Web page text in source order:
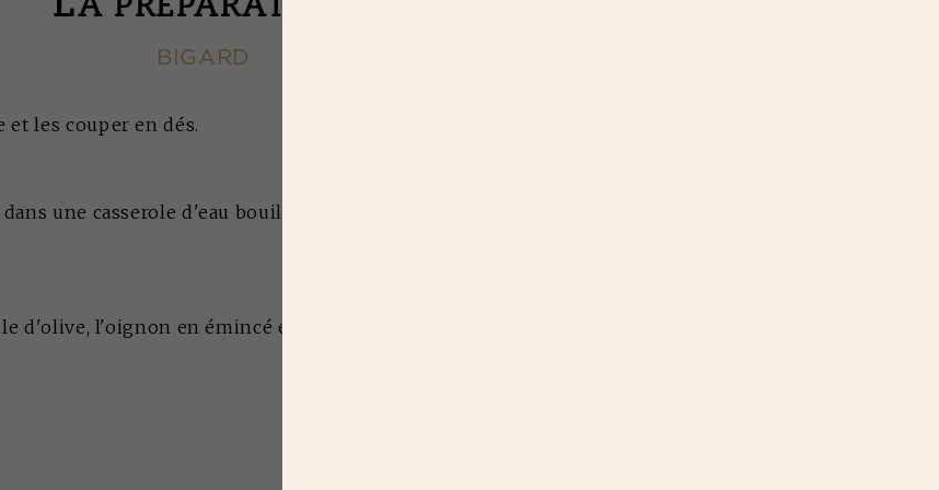
A PRÉPARATION
BIGARD
les couper en dés.
une casserole d'eau bouillante (elles doivent être cuites, tout en
d'olive, l'oignon en émincé et les champignons coupés en lamelles.